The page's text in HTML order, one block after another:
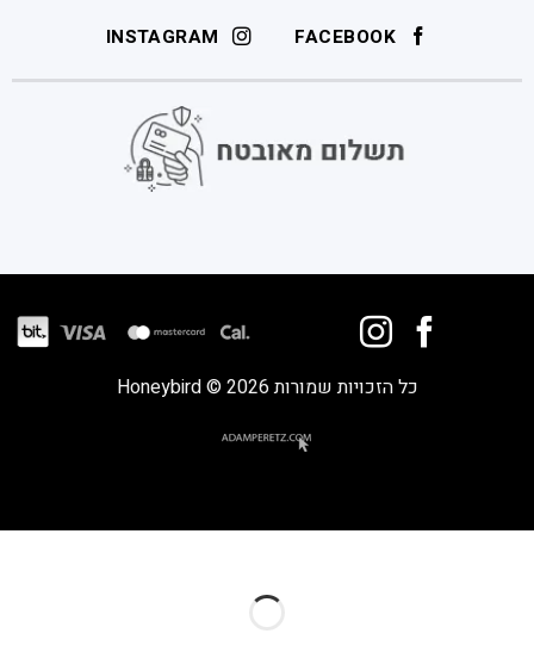
FACEBOOK
INSTAGRAM
כל הזכויות שמורות 2026 © Honeybird